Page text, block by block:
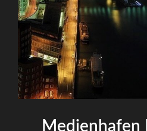
Medienhafen